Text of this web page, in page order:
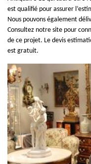
est qualifié pour assurer
Nous pouvons également
Consultez notre site pour
de ce projet. Le devis
est gratuit.